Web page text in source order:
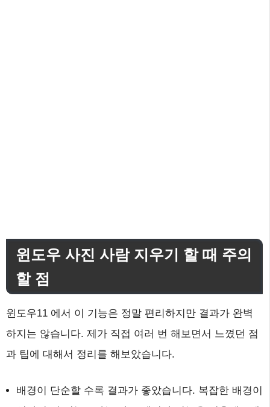
윈도우 사진 사람 지우기 할 때 주의
할 점
윈도우11 에서 이 기능은 정말 편리하지만 결과가 완벽
하지는 않습니다. 제가 직접 여러 번 해보면서 느꼈던 점
과 팁에 대해서 정리를 해보았습니다.
배경이 단순할 수록 결과가 좋았습니다. 복잡한 배경이